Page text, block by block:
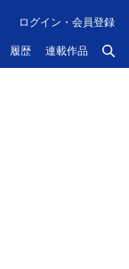
履歴 連載作品
ログイン・会員登録